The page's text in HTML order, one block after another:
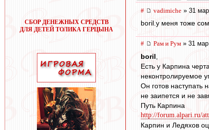
СБОР ДЕНЕЖНЫХ СРЕДСТВ
ДЛЯ ДЕТЕЙ ТОЛИКА ГЕРЦЫНА
# vadimiche » 31
boril.у меня тоже
# Рам и Рум » 31
boril
Есть у Карпина
неконтролируемое
Он готов наступать
не заипется и не
Путь Карпина
http://forum.alpari.ru/
Карпин и Ледяхов